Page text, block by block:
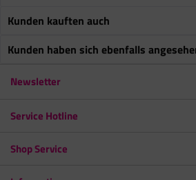
Kunden kauften auch
Kunden haben sich ebenfalls
Newsletter
Service Hotline
Shop Service